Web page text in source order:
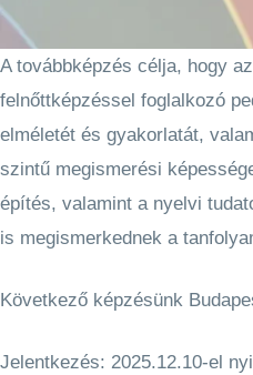
A továbbképzés célja, hogy
felnőttképzéssel foglalkozó
elméletét és gyakorlatát,
szintű megismerési
építés, valamint a nyelvi
is megismerkednek a
Következő képzésünk
Jelentkezés: 2025.12.10-el